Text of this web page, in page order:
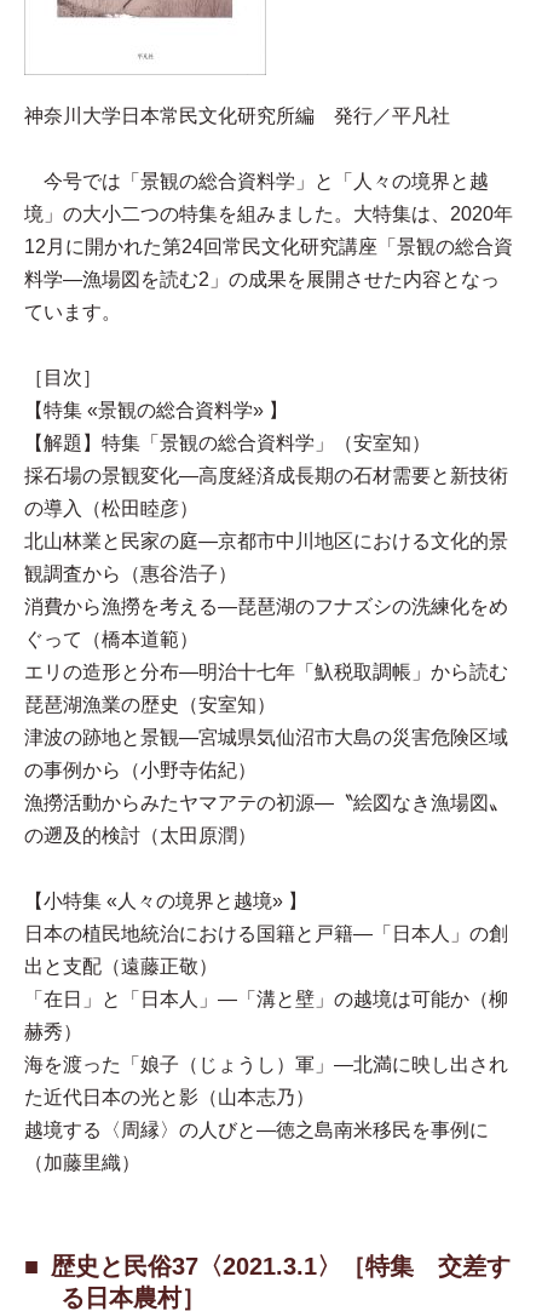
神奈川大学日本常民文化研究所編 発行／平凡社
今号では「景観の総合資料学」と「人々の境界と越
境」の大小二つの特集を組みました。大特集は、2020年
12月に開かれた第24回常民文化研究講座「景観の総合資
料学—漁場図を読む2」の成果を展開させた内容となっ
ています。
［目次］
【特集 «景観の総合資料学» 】
【解題】特集「景観の総合資料学」（安室知）
採石場の景観変化—高度経済成長期の石材需要と新技術
の導入（松田睦彦）
北山林業と民家の庭—京都市中川地区における文化的景
観調査から（惠谷浩子）
消費から漁撈を考える—琵琶湖のフナズシの洗練化をめ
ぐって（橋本道範）
エリの造形と分布—明治十七年「魞税取調帳」から読む
琵琶湖漁業の歴史（安室知）
津波の跡地と景観—宮城県気仙沼市大島の災害危険区域
の事例から（小野寺佑紀）
漁撈活動からみたヤマアテの初源—〝絵図なき漁場図〟
の遡及的検討（太田原潤）
【小特集 «人々の境界と越境» 】
日本の植民地統治における国籍と戸籍—「日本人」の創
出と支配（遠藤正敬）
「在日」と「日本人」—「溝と壁」の越境は可能か（柳
赫秀）
海を渡った「娘子（じょうし）軍」—北満に映し出され
た近代日本の光と影（山本志乃）
越境する〈周縁〉の人びと—徳之島南米移民を事例に
（加藤里織）
歴史と民俗37〈2021.3.1〉［特集 交差す
る日本農村］